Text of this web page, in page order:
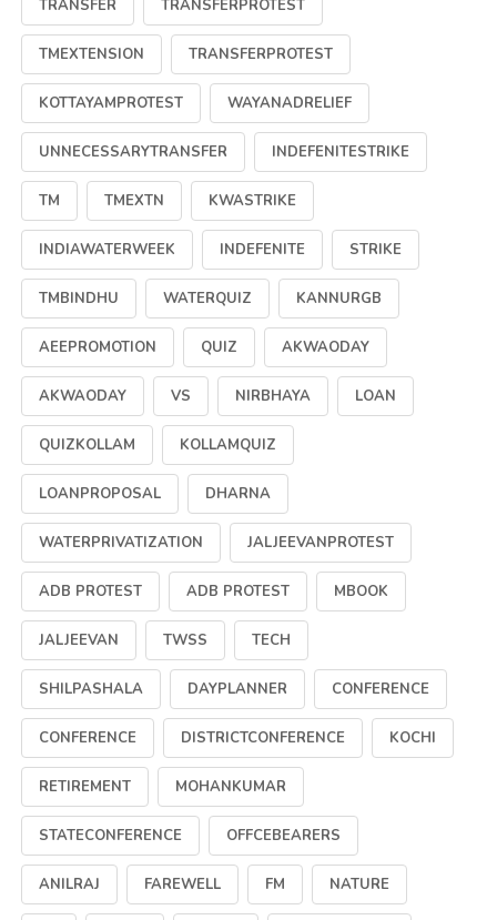
TRANSFER TRANSFERPROTEST
TMEXTENSION TRANSFERPROTEST
KOTTAYAMPROTEST WAYANADRELIEF
UNNECESSARYTRANSFER INDEFENITESTRIKE
TM TMEXTN KWASTRIKE
INDIAWATERWEEK INDEFENITE STRIKE
TMBINDHU WATERQUIZ KANNURGB
AEEPROMOTION QUIZ AKWAODAY
AKWAODAY VS NIRBHAYA LOAN
QUIZKOLLAM KOLLAMQUIZ
LOANPROPOSAL DHARNA
WATERPRIVATIZATION JALJEEVANPROTEST
ADB PROTEST ADB PROTEST MBOOK
JALJEEVAN TWSS TECH
SHILPASHALA DAYPLANNER CONFERENCE
CONFERENCE DISTRICTCONFERENCE KOCHI
RETIREMENT MOHANKUMAR
STATECONFERENCE OFFCEBEARERS
ANILRAJ FAREWELL FM NATURE